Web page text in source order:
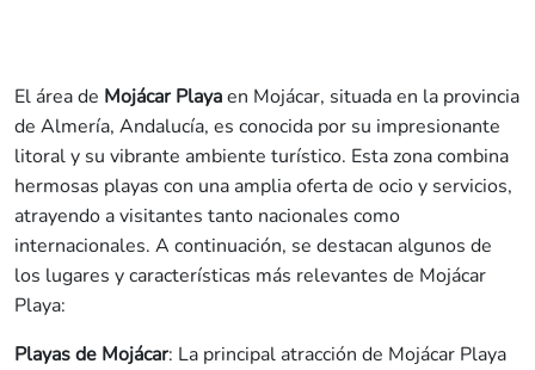
El área de Mojácar Playaen Mojácar, situada en la provincia
de Almería, Andalucía, es conocida por su impresionante
litoral y su vibrante ambiente turístico. Esta zona combina
hermosas playas con una amplia oferta de ocio y servicios,
atrayendo a visitantes tanto nacionales como
internacionales. A continuación, se destacan algunos de
los lugares y características más relevantes de Mojácar
Playa:
Playas de Mojácar: La principal atracción de Mojácar Playa